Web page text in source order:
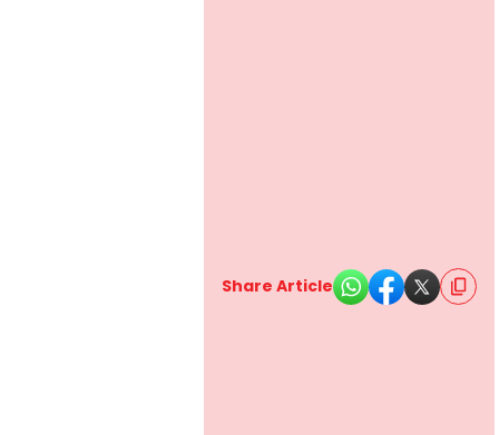
Share Article